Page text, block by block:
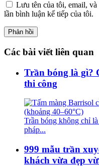
Lưu tên của tôi, email,
lần bình luận kế tiếp của tôi.
Các bài viết liên quan
Trần bóng là gì?
thi công
Trần bóng không chỉ
pháp...
999 mẫu trần
khách vừa đẹp